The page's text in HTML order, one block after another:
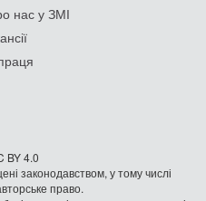
нас у ЗМІ
BY 4.0
законодавством, у тому числі
право.